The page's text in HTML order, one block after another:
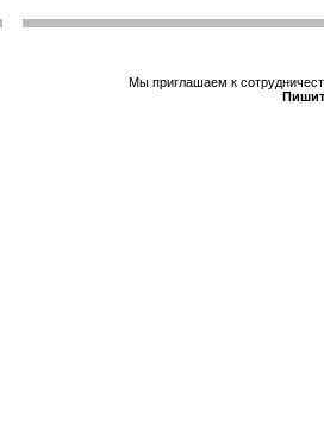
Мы приглашаем к